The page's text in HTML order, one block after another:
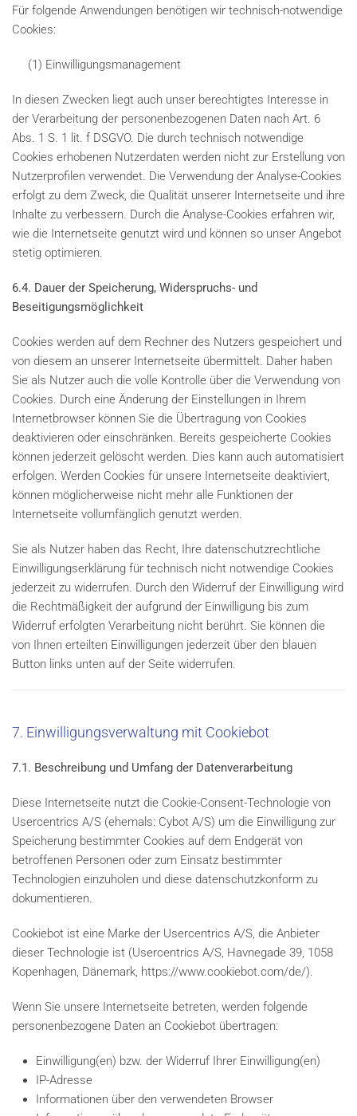
Für folgende Anwendungen benötigen wir technisch-notwendige
Cookies:
(1) Einwilligungsmanagement
In diesen Zwecken liegt auch unser berechtigtes Interesse in
der Verarbeitung der personenbezogenen Daten nach Art. 6
Abs. 1 S. 1 lit. f DSGVO. Die durch technisch notwendige
Cookies erhobenen Nutzerdaten werden nicht zur Erstellung von
Nutzerprofilen verwendet. Die Verwendung der Analyse-Cookies
erfolgt zu dem Zweck, die Qualität unserer Internetseite und ihre
Inhalte zu verbessern. Durch die Analyse-Cookies erfahren wir,
wie die Internetseite genutzt wird und können so unser Angebot
stetig optimieren.
6.4. Dauer der Speicherung, Widerspruchs- und
Beseitigungsmöglichkeit
Cookies werden auf dem Rechner des Nutzers gespeichert und
von diesem an unserer Internetseite übermittelt. Daher haben
Sie als Nutzer auch die volle Kontrolle über die Verwendung von
Cookies. Durch eine Änderung der Einstellungen in Ihrem
Internetbrowser können Sie die Übertragung von Cookies
deaktivieren oder einschränken. Bereits gespeicherte Cookies
können jederzeit gelöscht werden. Dies kann auch automatisiert
erfolgen. Werden Cookies für unsere Internetseite deaktiviert,
können möglicherweise nicht mehr alle Funktionen der
Internetseite vollumfänglich genutzt werden.
Sie als Nutzer haben das Recht, Ihre datenschutzrechtliche
Einwilligungserklärung für technisch nicht notwendige Cookies
jederzeit zu widerrufen. Durch den Widerruf der Einwilligung wird
die Rechtmäßigkeit der aufgrund der Einwilligung bis zum
Widerruf erfolgten Verarbeitung nicht berührt. Sie können die
von Ihnen erteilten Einwilligungen jederzeit über den blauen
Button links unten auf der Seite widerrufen.
7. Einwilligungsverwaltung mit Cookiebot
7.1. Beschreibung und Umfang der Datenverarbeitung
Diese Internetseite nutzt die Cookie-Consent-Technologie von
Usercentrics A/S (ehemals: Cybot A/S) um die Einwilligung zur
Speicherung bestimmter Cookies auf dem Endgerät von
betroffenen Personen oder zum Einsatz bestimmter
Technologien einzuholen und diese datenschutzkonform zu
dokumentieren.
Cookiebot ist eine Marke der Usercentrics A/S, die Anbieter
dieser Technologie ist (Usercentrics A/S, Havnegade 39, 1058
Kopenhagen, Dänemark, https://www.cookiebot.com/de/).
Wenn Sie unsere Internetseite betreten, werden folgende
personenbezogene Daten an Cookiebot übertragen:
Einwilligung(en) bzw. der Widerruf Ihrer Einwilligung(en)
IP-Adresse
Informationen über den verwendeten Browser